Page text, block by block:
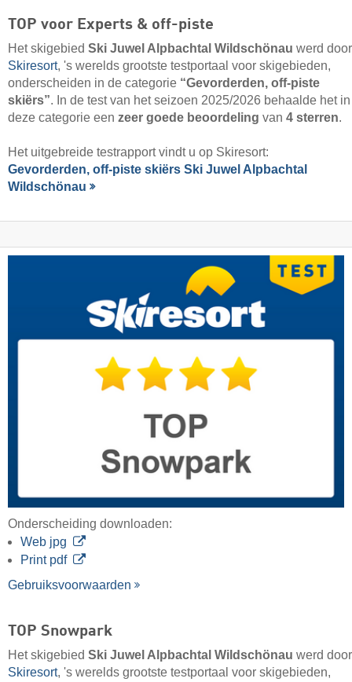
TOP voor Experts & off-piste
Het skigebied Ski Juwel Alpbachtal Wildschönau werd door
Skiresort, 's werelds grootste testportaal voor skigebieden,
onderscheiden in de categorie “Gevorderden, off-piste
skiërs”. In de test van het seizoen 2025/2026 behaalde het in
deze categorie een zeer goede beoordeling van 4 sterren.
Het uitgebreide testrapport vindt u op Skiresort:
Gevorderden, off-piste skiërs Ski Juwel Alpbachtal
Wildschönau
Onderscheiding downloaden:
Web jpg
Print pdf
Gebruiksvoorwaarden
TOP Snowpark
Het skigebied Ski Juwel Alpbachtal Wildschönau werd door
Skiresort, 's werelds grootste testportaal voor skigebieden,